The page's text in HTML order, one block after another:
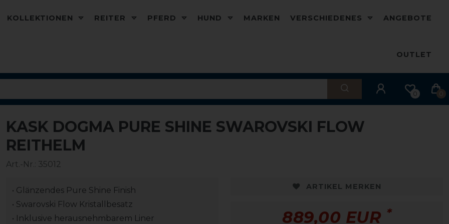
KOLLEKTIONEN REITER PFERD HUND MARKEN VERSCHIEDENES ANGEBOTE
OUTLET
0 0
KASK DOGMA PURE SHINE SWAROVSKI FLOW
REITHELM
Art.-Nr.: 35012
• Glänzendes Pure Shine Finish
• Swarovski Flow Kristallbesatz
• Inklusive herausnehmbarem Liner
ARTIKEL MERKEN
889,00 EUR *